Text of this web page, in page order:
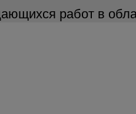
работ в